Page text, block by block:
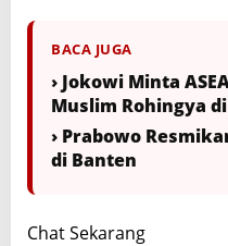
BACA JUGA
› Jokowi Minta
Muslim Rohingya
› Prabowo
di Banten
Chat Sekarang